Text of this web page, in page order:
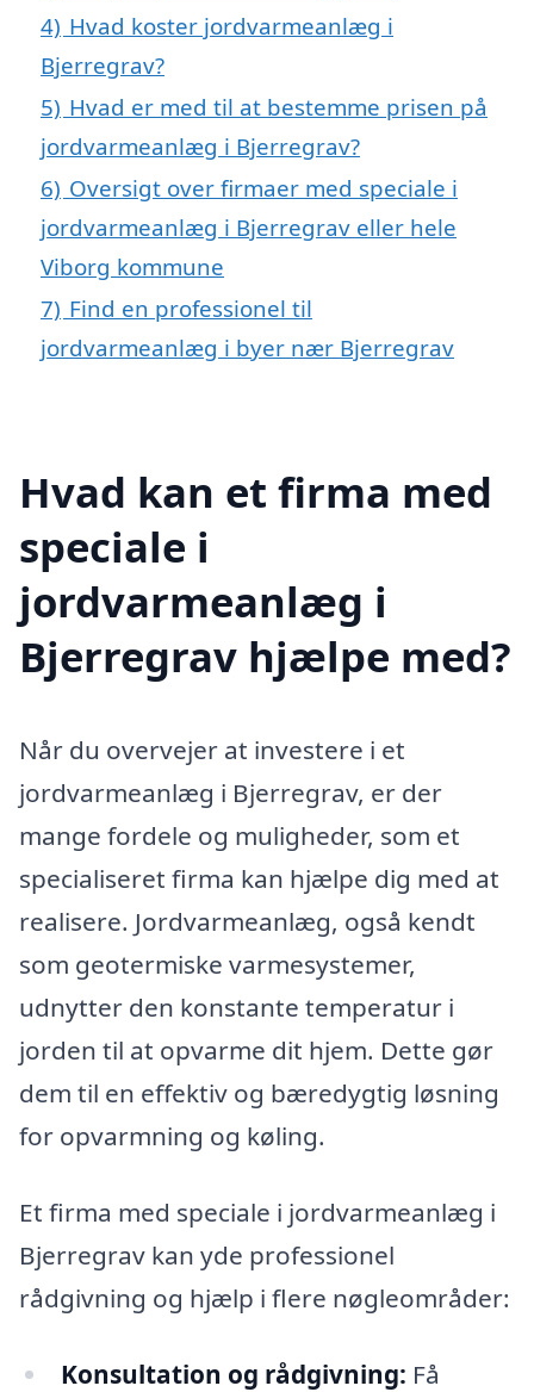
4) Hvad koster jordvarmeanlæg i
Bjerregrav?
5) Hvad er med til at bestemme prisen på
jordvarmeanlæg i Bjerregrav?
6) Oversigt over firmaer med speciale i
jordvarmeanlæg i Bjerregrav eller hele
Viborg kommune
7) Find en professionel til
jordvarmeanlæg i byer nær Bjerregrav
Hvad kan et firma med
speciale i
jordvarmeanlæg i
Bjerregrav hjælpe med?
Når du overvejer at investere i et
jordvarmeanlæg i Bjerregrav, er der
mange fordele og muligheder, som et
specialiseret firma kan hjælpe dig med at
realisere. Jordvarmeanlæg, også kendt
som geotermiske varmesystemer,
udnytter den konstante temperatur i
jorden til at opvarme dit hjem. Dette gør
dem til en effektiv og bæredygtig løsning
for opvarmning og køling.
Et firma med speciale i jordvarmeanlæg i
Bjerregrav kan yde professionel
rådgivning og hjælp i flere nøgleområder:
Konsultation og rådgivning: Få